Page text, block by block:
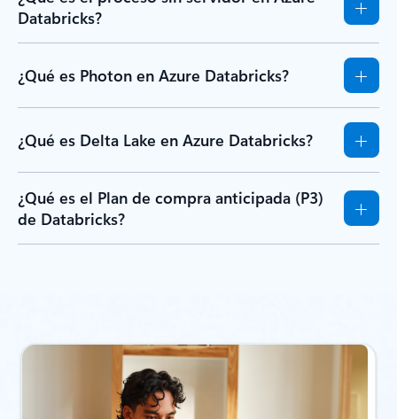
Databricks?
¿Qué es Photon en Azure Databricks?
¿Qué es Delta Lake en Azure Databricks?
¿Qué es el Plan de compra anticipada (P3)
de Databricks?